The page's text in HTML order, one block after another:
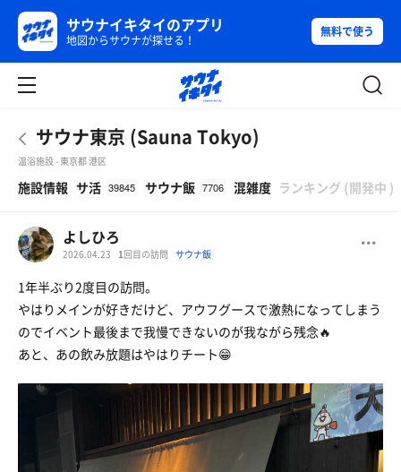
サウナイキタイのアプリ
地図からサウナが探せる！
無料で使う
サウナ東京 (Sauna Tokyo)
温浴施設 - 東京都 港区
施設情報 サ活 39845 サウナ飯 7706 混雑度 ランキング (開発中 )
よしひろ
2026.04.23 1回目の訪問 サウナ飯
1年半ぶり2度目の訪問。
やはりメインが好きだけど、アウフグースで激熱になってしまう
のでイベント最後まで我慢できないのが我ながら残念🔥
あと、あの飲み放題はやはりチート😁